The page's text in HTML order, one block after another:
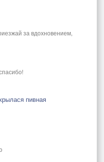
за вдохновением,
пивная